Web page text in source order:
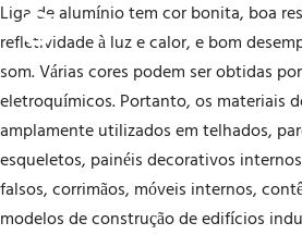
Liga de alumínio tem cor bonita, boa
refletividade à luz e calor, e bom
som. Várias cores podem ser obtidas
eletroquímicos. Portanto, os materiais
amplamente utilizados em telhados,
esqueletos, painéis decorativos
falsos, corrimãos, móveis internos,
modelos de construção de edifícios